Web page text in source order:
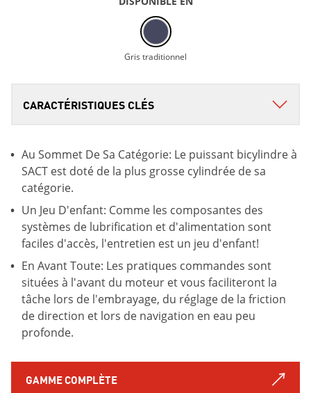
Gris traditionnel
Au Sommet De Sa Catégorie: Le puissant bicylindre à
SACT est doté de la plus grosse cylindrée de sa
catégorie.
Un Jeu D'enfant: Comme les composantes des
systèmes de lubrification et d'alimentation sont
faciles d'accès, l'entretien est un jeu d'enfant!
En Avant Toute: Les pratiques commandes sont
situées à l'avant du moteur et vous faciliteront la
tâche lors de l'embrayage, du réglage de la friction
de direction et lors de navigation en eau peu
profonde.
GAMME COMPLÈTE